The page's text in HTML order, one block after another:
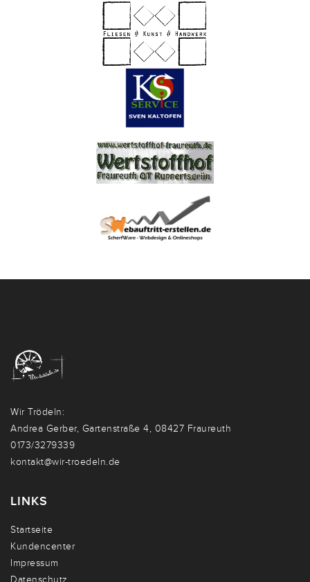
Wir Trödeln:
Andrea Gerber, Gartenstraße 4, 08427 Fraureuth
0173/3279339
kontakt@wir-troedeln.de
LINKS
Startseite
Kundencenter
Impressum